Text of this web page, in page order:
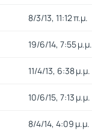
8/3/13, 11:12 π.μ.
19/6/14, 7:55 μ.μ.
11/4/13, 6:38 μ.μ.
10/6/15, 7:13 μ.μ.
8/4/14, 4:09 μ.μ.